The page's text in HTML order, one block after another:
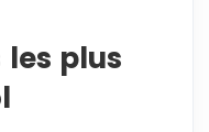
les plus